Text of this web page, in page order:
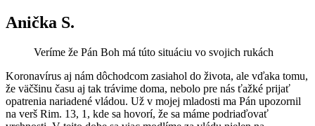
Anička S.
Veríme že Pán Boh má túto situáciu vo svojich rukách
Koronavírus aj nám dôchodcom zasiahol do života, ale vďaka tomu,
že väčšinu času aj tak trávime doma, nebolo pre nás ťažké prijať
opatrenia nariadené vládou. Už v mojej mladosti ma Pán upozornil
na verš Rim. 13, 1, kde sa hovorí, že sa máme podriaďovať